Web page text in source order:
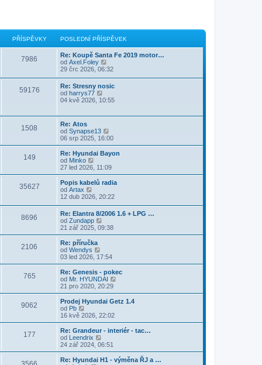
PŘÍSPĚVKY POSLEDNÍ PŘÍSPĚVEK
7986
Re: Koupě Santa Fe 2019 motor…
od Axel.Foley
o
r
a
z
i
p
s
l
e
d
í
p
ř
s
ě
v
k
29 črc 2026, 06:32
59176
Re: Stresny nosic
od harrys77
o
z
i
t
p
o
l
e
d
í
p
ř
s
e
k
04 kvě 2026, 10:55
1508
Re: Atos
od Synapse13
o
b
r
a
z
t
p
o
s
l
e
n
í
í
s
p
ě
v
e
k
06 srp 2025, 16:00
149
Re: Hyundai Bayon
od Minko
o
b
r
z
t
p
o
s
l
e
d
n
í
p
ř
s
p
v
e
k
27 led 2026, 11:09
35627
Popis kabelů radia
od Artax
o
a
z
i
t
p
o
s
l
e
d
n
í
p
í
s
p
ě
v
e
k
12 dub 2026, 20:22
8696
Re: Elantra 8/2006 1.6 + LPG …
od Zundapp
o
b
z
p
o
s
e
n
í
p
í
s
p
21 zář 2025, 09:38
2106
Re: příručka
od Wendys
o
b
a
z
t
p
o
s
e
d
n
í
p
03 led 2026, 17:54
765
Re: Genesis - pokec
od Mr. HYUNDAI
b
r
p
e
21 pro 2020, 20:29
9062
Prodej Hyundai Getz 1.4
od Pb
o
b
r
a
z
p
16 kvě 2026, 22:02
177
Re: Grandeur - interiér - tac…
od Leendrix
o
b
r
24 zář 2024, 06:51
Re: Hyundai H1 - výměna ŘJ a …